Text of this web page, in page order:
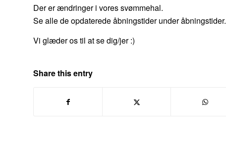
Der er ændringer i vores svømmehal.
Se alle de opdaterede åbningstider under åbningstider.
Vi glæder os til at se dig/jer :)
Share this entry